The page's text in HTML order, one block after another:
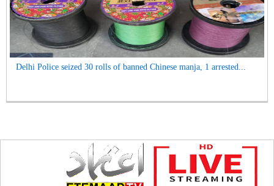
Delhi Police seized 30 rolls of banned Chinese manja, 1 arrested...